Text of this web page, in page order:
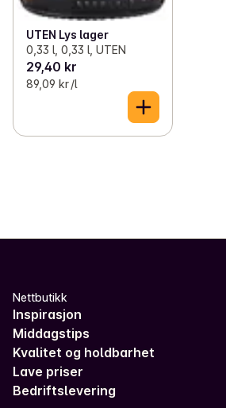
UTEN Lys lager
0,33 l, 0,33 l, UTEN
29,40 kr
89,09 kr /l
Nettbutikk
Inspirasjon
Middagstips
Kvalitet og holdbarhet
Lave priser
Bedriftslevering